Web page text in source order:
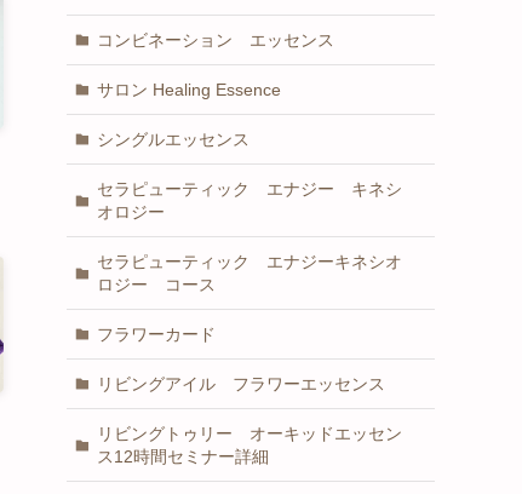
コンビネーション エッセンス
サロン Healing Essence
シングルエッセンス
セラピューティック エナジー キネシ
オロジー
セラピューティック エナジーキネシオ
ロジー コース
フラワーカード
リビングアイル フラワーエッセンス
リビングトゥリー オーキッドエッセン
ス12時間セミナー詳細